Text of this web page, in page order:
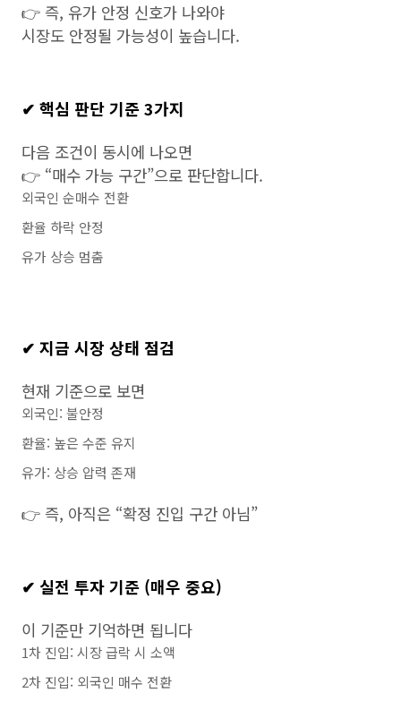
👉 즉, 유가 안정 신호가 나와야
시장도 안정될 가능성이 높습니다.
✔ 핵심 판단 기준 3가지
다음 조건이 동시에 나오면
👉 “매수 가능 구간”으로 판단합니다.
외국인 순매수 전환
환율 하락 안정
유가 상승 멈춤
✔ 지금 시장 상태 점검
현재 기준으로 보면
외국인: 불안정
환율: 높은 수준 유지
유가: 상승 압력 존재
👉 즉, 아직은 “확정 진입 구간 아님”
✔ 실전 투자 기준 (매우 중요)
이 기준만 기억하면 됩니다
1차 진입: 시장 급락 시 소액
2차 진입: 외국인 매수 전환